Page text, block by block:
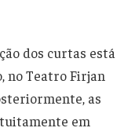
dos curtas está
no Teatro Firjan
as
em